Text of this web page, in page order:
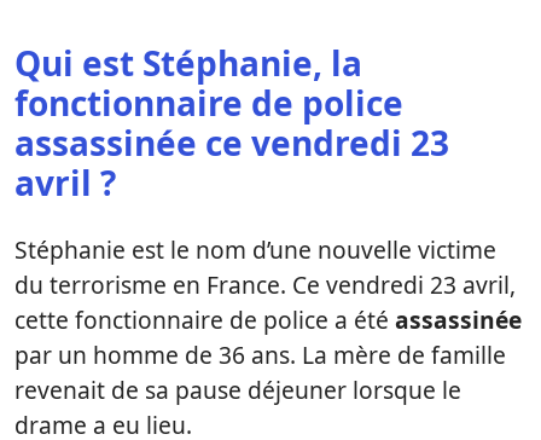
Qui est Stéphanie, la
fonctionnaire de police
assassinée ce vendredi 23
avril ?
Stéphanie est le nom d’une nouvelle victime
du terrorisme en France. Ce vendredi 23 avril,
cette fonctionnaire de police a été assassinée
par un homme de 36 ans. La mère de famille
revenait de sa pause déjeuner lorsque le
drame a eu lieu.